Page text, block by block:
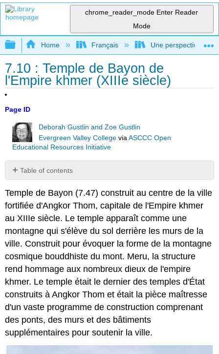
chrome_reader_mode Enter Reader
Mode
Expand/collapse global hierarchy
Home Français Une perspective
7.10 : Temple de Bayon de
l'Empire khmer (XIIIe siècle)
Page ID
Deborah Gustlin and Zoe Gustlin
Evergreen Valley College viaASCCC Open
Educational Resources Initiative
Table of contents
No
Temple de Bayon (7.47) construit au centre de la ville
fortifiée d'Angkor Thom, capitale de l'Empire khmer
au XIIIe siècle. Le temple apparaît comme une
montagne qui s'élève du sol derrière les murs de la
ville. Construit pour évoquer la forme de la montagne
cosmique bouddhiste du mont. Meru, la structure
rend hommage aux nombreux dieux de l'empire
khmer. Le temple était le dernier des temples d'État
construits à Angkor Thom et était la pièce maîtresse
d'un vaste programme de construction comprenant
des ponts, des murs et des bâtiments
supplémentaires pour soutenir la ville.